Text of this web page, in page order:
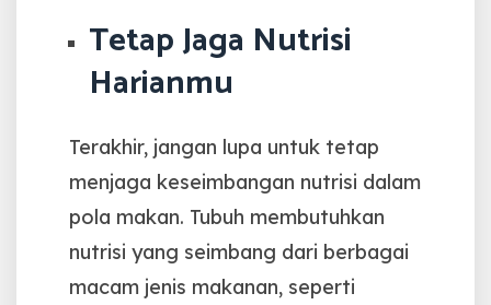
Tetap Jaga Nutrisi
Harianmu
Terakhir, jangan lupa untuk tetap
menjaga keseimbangan nutrisi dalam
pola makan. Tubuh membutuhkan
nutrisi yang seimbang dari berbagai
macam jenis makanan, seperti